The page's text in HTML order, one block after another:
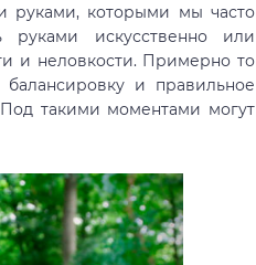
руками, которыми мы часто
руками искусственно или
и неловкости. Примерно то
и правильное
такими моментами могут